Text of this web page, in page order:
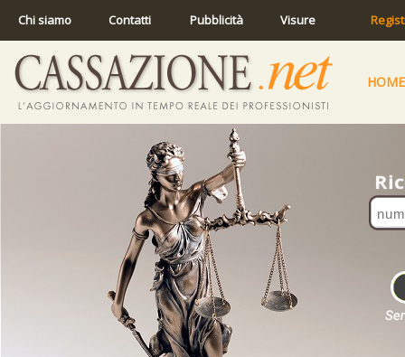
Chi siamo Contatti Pubblicità Visure
HOME